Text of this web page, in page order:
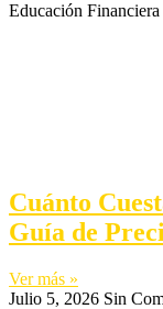
Educación Financiera
Cuánto
Guía de
Ver más »
Julio 5, 2026 Sin